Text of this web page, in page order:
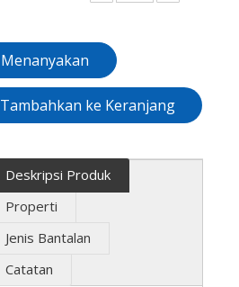
Menanyakan
Tambahkan ke Keranjang
Deskripsi Produk
Properti
Jenis Bantalan
Catatan